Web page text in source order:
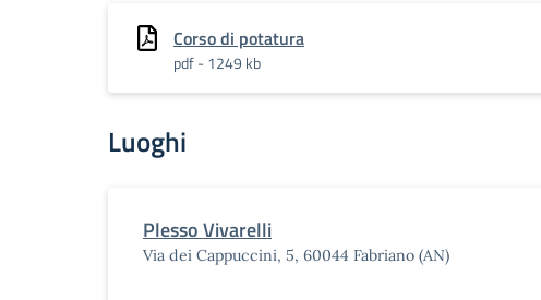
Corso di potatura
pdf - 1249 kb
Luoghi
Plesso Vivarelli
Via dei Cappuccini, 5, 60044 Fabriano (AN)